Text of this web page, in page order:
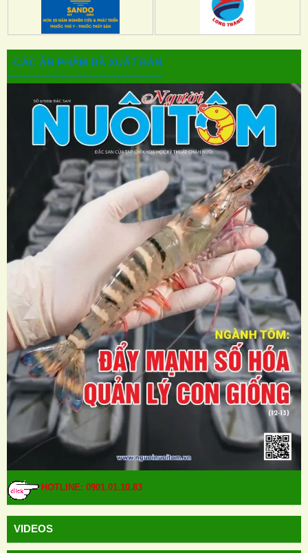
CÁC ẤN PHẨM ĐÃ XUẤT BẢN
HOTLINE: 0901.01.10.83
VIDEOS